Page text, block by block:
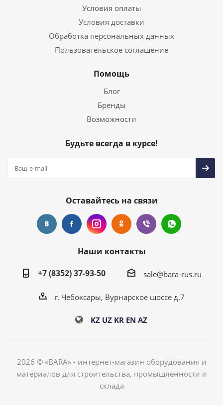
Условия оплаты
Условия доставки
Обработка персональных данных
Пользовательское соглашение
Помощь
Блог
Бренды
Возможности
Будьте всегда в курсе!
Оставайтесь на связи
Наши контакты
+7 (8352) 37-93-50
sale@bara-rus.ru
г. Чебоксары, Вурнарское шоссе д.7
KZ UZ KR EN AZ
2026 © «BARA» - интернет-магазин оборудования и
материалов для строительства, промышленности и
склада